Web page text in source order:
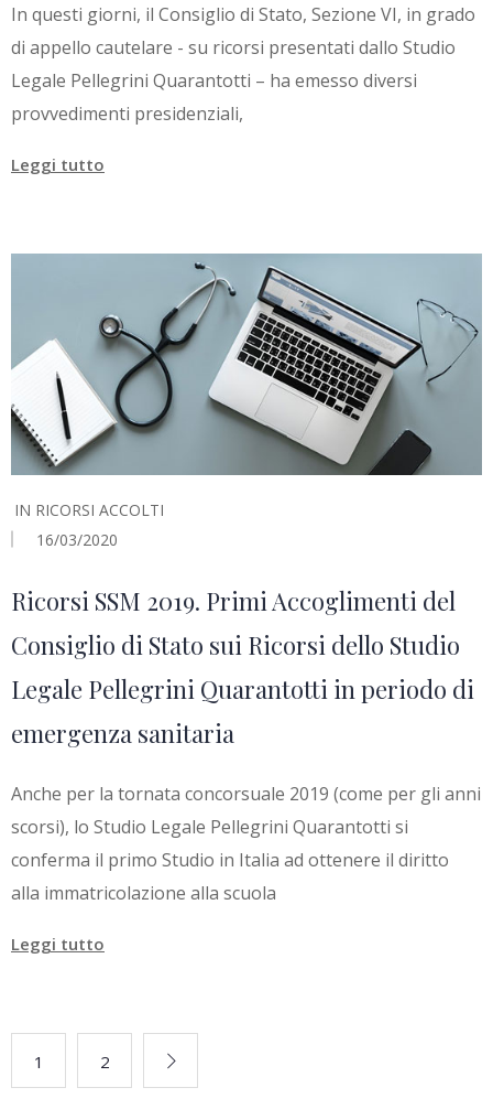
In questi giorni, il Consiglio di Stato, Sezione VI, in grado
di appello cautelare - su ricorsi presentati dallo Studio
Legale Pellegrini Quarantotti – ha emesso diversi
provvedimenti presidenziali,
Leggi tutto
IN RICORSI ACCOLTI
16/03/2020
Ricorsi SSM 2019. Primi Accoglimenti del
Consiglio di Stato sui Ricorsi dello Studio
Legale Pellegrini Quarantotti in periodo di
emergenza sanitaria
Anche per la tornata concorsuale 2019 (come per gli anni
scorsi), lo Studio Legale Pellegrini Quarantotti si
conferma il primo Studio in Italia ad ottenere il diritto
alla immatricolazione alla scuola
Leggi tutto
1 2